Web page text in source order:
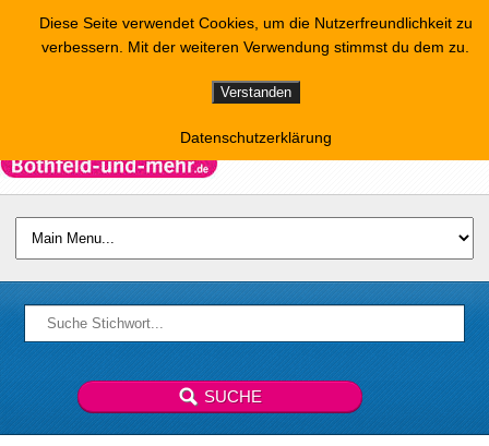
Diese Seite verwendet Cookies, um die Nutzerfreundlichkeit zu
verbessern. Mit der weiteren Verwendung stimmst du dem zu.
Verstanden
Datenschutzerklärung